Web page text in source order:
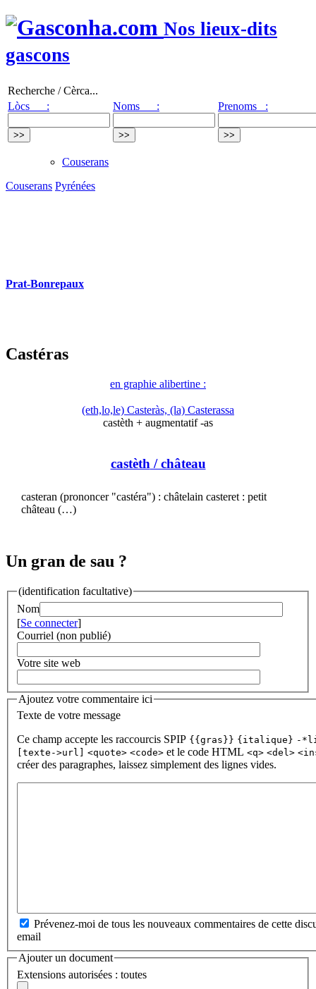
Nos lieux-dits
gascons
Recherche / Cèrca...
Lòcs :
Noms : Prenoms :
Couserans
Couserans Pyrénées
Prat-Bonrepaux
Castéras
en graphie alibertine :
(eth,lo,le) Casteràs, (la) Casterassa
castèth + augmentatif -as
castèth / château
casteran (prononcer "castéra") : châtelain casteret : petit
château (…)
Un gran de sau ?
(identification facultative)
Nom
[Se connecter]
Courriel (non publié)
Votre site web
Ajoutez votre commentaire ici
Texte de votre message
Ce champ accepte les raccourcis SPIP {{gras}} {italique} -
[texte->url]
<quote> <code> et le code HTML <q> <del>
créer des paragraphes, laissez simplement des lignes vides.
Prévenez-moi de tous les nouveaux commentaires de cette
email
Ajouter un document
Extensions autorisées : toutes